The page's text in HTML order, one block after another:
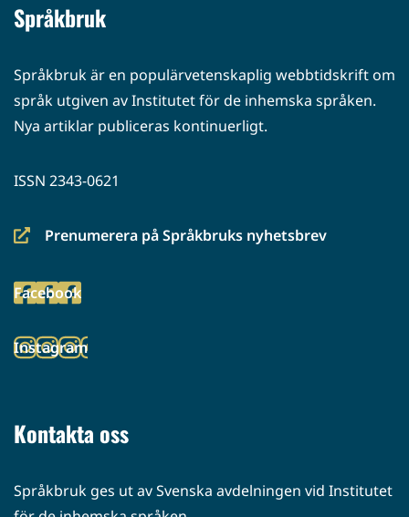
Språkbruk
Språkbruk är en populärvetenskaplig webbtidskrift om
språk utgiven av Institutet för de inhemska språken.
Nya artiklar publiceras kontinuerligt.
ISSN 2343-0621
Prenumerera på Språkbruks nyhetsbrev
(siirryt
palveluun)
Facebook
(siirryt
palveluun)
Instagram
(siirryt
Kontakta oss
Språkbruk ges ut av Svenska avdelningen vid Institutet